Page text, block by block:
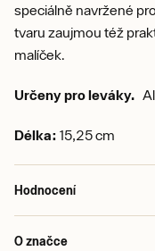
speciálně navržené
tvaru zaujmou též
malíček.
Určeny pro leváky.
Délka: 15,25 cm
Hodnocení
O značce